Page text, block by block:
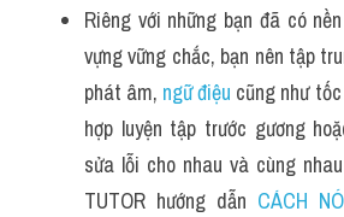
Riêng với những bạn đã có
vựng vững chắc, bạn nên tập
phát âm, ngữ điệu cũng như
hợp luyện tập trước gương
sửa lỗi cho nhau và cùng
TUTOR hướng dẫn CÁCH